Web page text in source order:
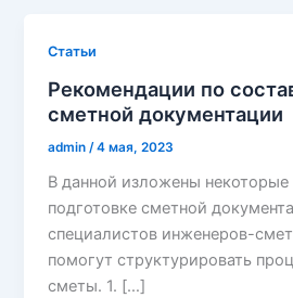
Cтатьи
Рекомендации по
сметной документации
admin /4 мая, 2023
В данной изложены
подготовке сметной
специалистов инженеров-
помогут структурировать
сметы. 1. […]